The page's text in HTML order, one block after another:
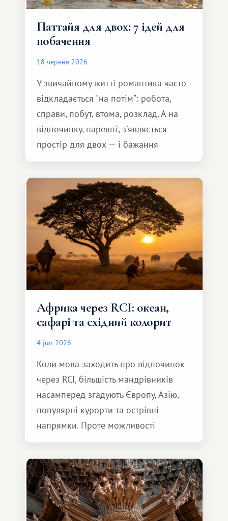
Паттайя для двох: 7 ідей для
побачення
18 червня 2026
У звичайному житті романтика часто
відкладається "на потім": робота,
справи, побут, втома, розклад. А на
відпочинку, нарешті, з'являється
простір для двох — і бажання
зробити для близької людини щось
особливе. Не обов'язково масштабне,
але тепле і незабутнє :)
Африка через RCI: океан,
сафарі та східний колорит
4 jun 2026
Коли мова заходить про відпочинок
через RCI, більшість мандрівників
насамперед згадують Європу, Азію,
популярні курорти та острівні
напрямки. Проте можливості
обмінної системи значно ширші.
Серед них є і Африка – континент,
який здатний подарувати зовсім
інший формат подорожі.